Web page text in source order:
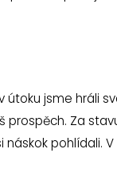
jsme hráli
Za
pohlídali.